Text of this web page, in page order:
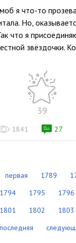
я что-то
Но,
что я
звёздочки.
39
1841 27
первая 1789
1794 1795 1796
1801 1802 1803
последняя